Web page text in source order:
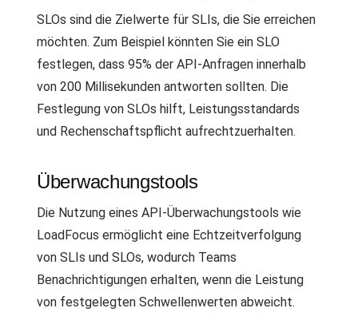
SLOs sind die Zielwerte für SLIs, die Sie erreichen
möchten. Zum Beispiel könnten Sie ein SLO
festlegen, dass 95% der API-Anfragen innerhalb
von 200 Millisekunden antworten sollten. Die
Festlegung von SLOs hilft, Leistungsstandards
und Rechenschaftspflicht aufrechtzuerhalten.
Überwachungstools
Die Nutzung eines API-Überwachungstools wie
LoadFocus ermöglicht eine Echtzeitverfolgung
von SLIs und SLOs, wodurch Teams
Benachrichtigungen erhalten, wenn die Leistung
von festgelegten Schwellenwerten abweicht.